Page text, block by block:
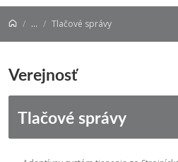
... Tlačové správy
Verejnosť
Tlačové správy